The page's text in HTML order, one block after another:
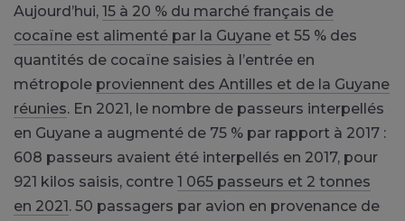
Aujourd’hui, 15 à 20 % du marché français de
cocaïne est alimenté par la Guyane et 55 % des
quantités de cocaïne saisies à l’entrée en
métropole proviennent des Antilles et de la Guyane
réunies. En 2021, le nombre de passeurs interpellés
en Guyane a augmenté de 75 % par rapport à 2017 :
608 passeurs avaient été interpellés en 2017, pour
921 kilos saisis, contre 1 065 passeurs et 2 tonnes
en 2021 . 50 passagers par avion en provenance de